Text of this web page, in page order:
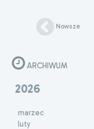
Nowsze
ARCHIWUM
2026
marzec
luty